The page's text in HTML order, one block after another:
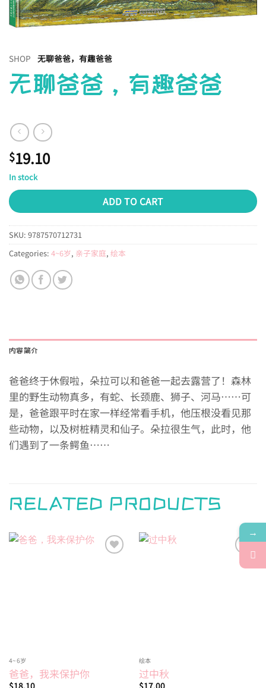
SHOP 无聊爸爸，有趣爸爸
无聊爸爸，有趣爸爸
$19.10
In stock
ADD TO CART
SKU: 9787570712731
Categories: 4~6岁, 亲子家庭, 绘本
内容简介
爸爸终于休假啦，朵拉可以和爸爸一起去露营了！森林
里的野生动物真多，有蛇、长颈鹿、狮子、河马……可
是，爸爸跟平时在家一样经常看手机，他压根没看见那
些动物，以及树桩精灵和仙子。朵拉很生气，此时，他
们遇到了一条鳄鱼……
RELATED PRODUCTS
4~6岁
爸爸，我来保护你
Add to
wishlist
绘本
过中秋
→